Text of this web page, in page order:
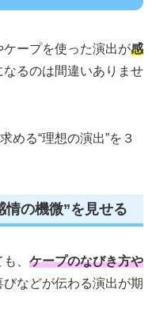
ープを使った演出が感
なるのは間違いありませ
める“理想の演出”を３
情の機微”を見せる
、 ケープのなびき方や
などが伝わる演出が期